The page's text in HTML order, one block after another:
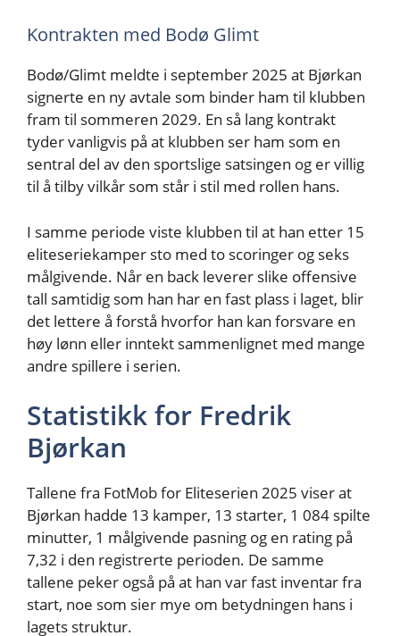
Kontrakten med Bodø Glimt
Bodø/Glimt meldte i september 2025 at Bjørkan
signerte en ny avtale som binder ham til klubben
fram til sommeren 2029. En så lang kontrakt
tyder vanligvis på at klubben ser ham som en
sentral del av den sportslige satsingen og er villig
til å tilby vilkår som står i stil med rollen hans.
I samme periode viste klubben til at han etter 15
eliteseriekamper sto med to scoringer og seks
målgivende. Når en back leverer slike offensive
tall samtidig som han har en fast plass i laget, blir
det lettere å forstå hvorfor han kan forsvare en
høy lønn eller inntekt sammenlignet med mange
andre spillere i serien.
Statistikk for Fredrik
Bjørkan
Tallene fra FotMob for Eliteserien 2025 viser at
Bjørkan hadde 13 kamper, 13 starter, 1 084 spilte
minutter, 1 målgivende pasning og en rating på
7,32 i den registrerte perioden. De samme
tallene peker også på at han var fast inventar fra
start, noe som sier mye om betydningen hans i
lagets struktur.